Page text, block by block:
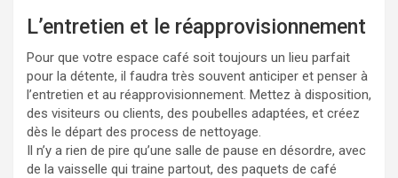
L’entretien et le réapprovisionnement
Pour que votre espace café soit toujours un lieu parfait
pour la détente, il faudra très souvent anticiper et penser à
l’entretien et au réapprovisionnement. Mettez à disposition,
des visiteurs ou clients, des poubelles adaptées, et créez
dès le départ des process de nettoyage.
Il n’y a rien de pire qu’une salle de pause en désordre, avec
de la vaisselle qui traine partout, des paquets de café